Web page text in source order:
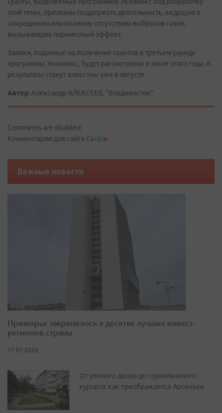
этой темы, призваны поддержать деятельность, ведущую к
сокращению или полному отсутствию выбросов газов,
вызывающих парниковый эффект.
Заявки, поданные на получение грантов в третьем раунде
программы Эколинкс, будут рассмотрены в июле этого года. А
результаты станут известны уже в августе.
Автор: Александр АЛЕКСЕЕВ, "Владивосток"
Comments are disabled
Комментарии для сайта Cackle
Важные новости
Приморье закрепилось в десятке лучших инвест-
регионов страны
17.07.2026
От уютного двора до горнолыжного
курорта: как преображается Арсеньев